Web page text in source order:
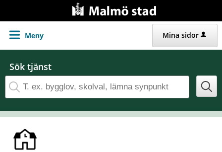
Gå direkt till innehållet
Meny Mina sidor
Sök tjänst